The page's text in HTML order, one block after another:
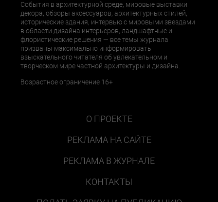
События в архитектурной среде, мировые выставки
декора, обзоры аксессуаров, архитектурных стилей,
исторические здания, интервью с мировыми звездами
в области дизайна интерьеров, ландшафтные и
флористические решения — все темы журнала
призваны максимально информировать
взыскательного читателя об увлекательном и
творческом мире частной архитектуры и дизайна.
Возрастное ограничение 16+
О ПРОЕКТЕ
РЕКЛАМА НА САЙТЕ
РЕКЛАМА В ЖУРНАЛЕ
КОНТАКТЫ